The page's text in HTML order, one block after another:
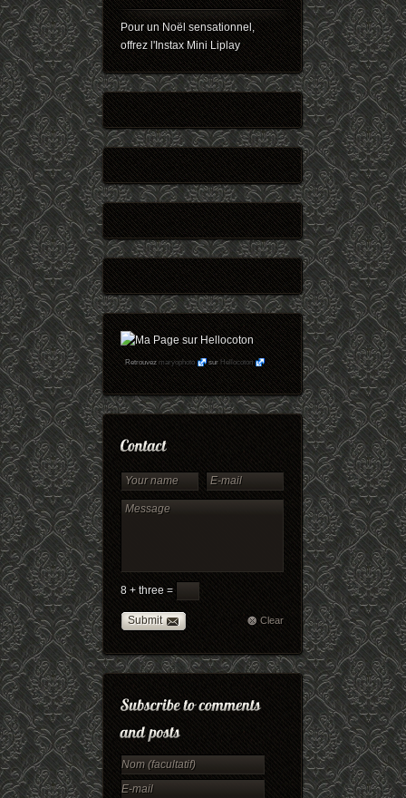
Pour un Noël sensationnel,
offrez l'Instax Mini Liplay
Retrouvezmaryophoto surHellocoton
8 + three =
Submit Clear